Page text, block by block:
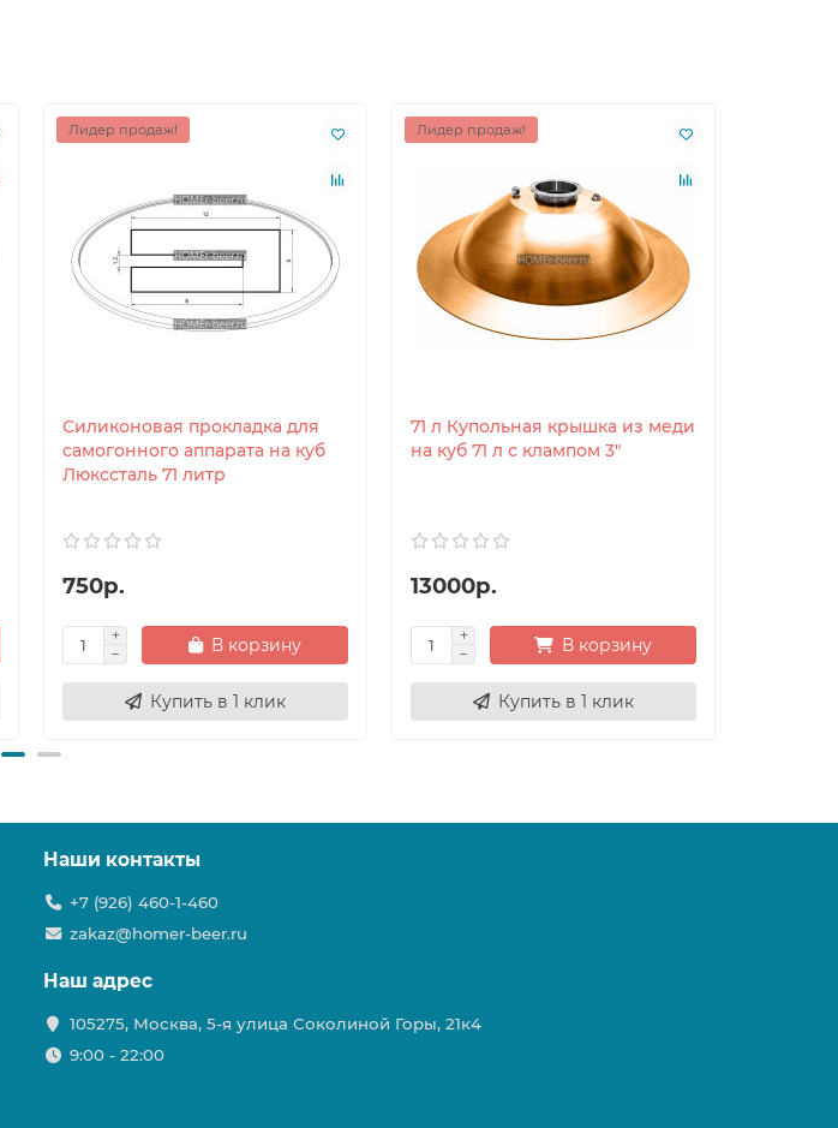
Лидер продаж!
Силиконовая прокладка для
самогонного аппарата на куб
Люкссталь 71 литр
750р.
В корзину
Купить в 1 клик
Лидер продаж!
71 л Купольная крышка из меди
на куб 71 л с клампом 3"
13000р.
В корзину
Купить в 1 клик
Наши контакты
+7 (926) 460-1-460
zakaz@homer-beer.ru
Наш адрес
105275, Москва, 5-я улица Соколиной Горы, 21к4
9:00 - 22:00